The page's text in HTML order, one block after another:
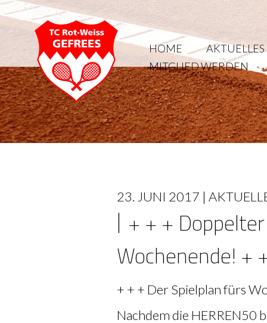
HOME
AKTUELLES
MITGLIED WERDEN
23. JUNI 2017 |
+ + +
Wochenende! +
+ + + Der Spielplan fürs
Nachdem die HERREN50